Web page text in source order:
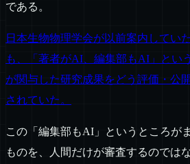
である。
日本生物物理学会が以前案内してい
も、「著者がAI、編集部もAI」とい
が関与した研究成果をどう評価・公
されていた。
この「編集部もAI」というところが
ものを、人間だけが審査するのでは